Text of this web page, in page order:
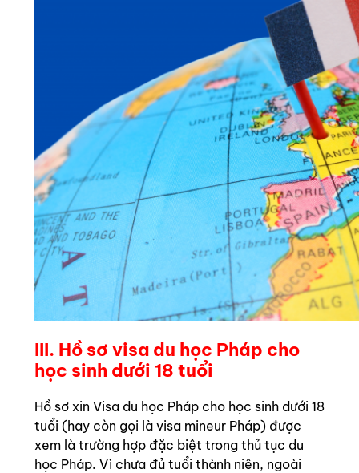
III. Hồ sơ visa du học Pháp cho
học sinh dưới 18 tuổi
Hồ sơ xin Visa du học Pháp cho học sinh dưới 18
tuổi (hay còn gọi là visa mineur Pháp) được
xem là trường hợp đặc biệt trong thủ tục du
học Pháp. Vì chưa đủ tuổi thành niên, ngoài